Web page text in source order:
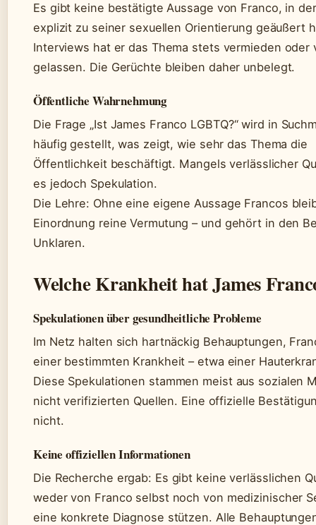
Es gibt keine bestätigte Aussage von Franco, in
explizit zu seiner sexuellen Orientierung geäußert
Interviews hat er das Thema stets vermieden oder
gelassen. Die Gerüchte bleiben daher unbelegt.
Öffentliche Wahrnehmung
Die Frage „Ist James Franco LGBTQ?“ wird in
häufig gestellt, was zeigt, wie sehr das Thema die
Öffentlichkeit beschäftigt. Mangels verlässlicher
es jedoch Spekulation.
Die Lehre: Ohne eine eigene Aussage Francos
Einordnung reine Vermutung – und gehört in den
Unklaren.
Welche Krankheit hat James
Spekulationen über gesundheitliche Probleme
Im Netz halten sich hartnäckig Behauptungen,
einer bestimmten Krankheit – etwa einer
Diese Spekulationen stammen meist aus sozialen
nicht verifizierten Quellen. Eine offizielle
nicht.
Keine offiziellen Informationen
Die Recherche ergab: Es gibt keine verlässlichen
weder von Franco selbst noch von medizinischer
eine konkrete Diagnose stützen. Alle